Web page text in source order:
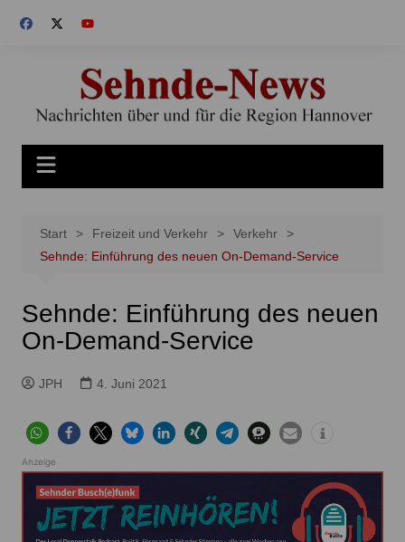
Inhalt
Start Freizeit und Verkehr
Verkehr
Sehnde: Einführung des neuen On-Demand-Service
Sehnde: Einführung des neuen
On-Demand-Service
JPH 4. Juni 2021
Anzeige